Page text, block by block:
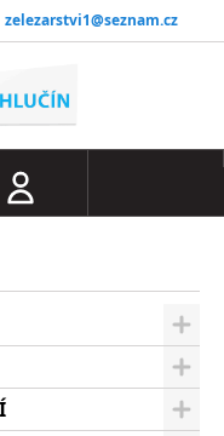
zelezarstvi1@seznam.cz